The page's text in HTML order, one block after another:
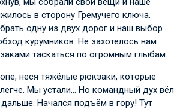
в сторону Гремучего ключа.
одну из двух дорог и наш выбор
курумников. Не захотелось нам
таскаться по огромным глыбам.
неся тяжёлые рюкзаки, которые
Мы устали… Но командный дух вёл
Начался подъём в гору! Тут